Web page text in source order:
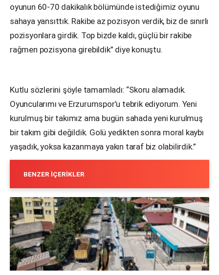
oyunun 60-70 dakikalık bölümünde istediğimiz oyunu
sahaya yansıttık. Rakibe az pozisyon verdik, biz de sınırlı
pozisyonlara girdik. Top bizde kaldı, güçlü bir rakibe
rağmen pozisyona girebildik” diye konuştu.
Kutlu sözlerini şöyle tamamladı: “Skoru alamadık.
Oyuncularımı ve Erzurumspor’u tebrik ediyorum. Yeni
kurulmuş bir takımız ama bugün sahada yeni kurulmuş
bir takım gibi değildik. Golü yedikten sonra moral kaybı
yaşadık, yoksa kazanmaya yakın taraf biz olabilirdik.”
BENZER İÇERIKLER